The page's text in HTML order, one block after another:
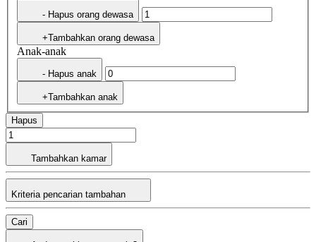
- Hapus orang dewasa
+Tambahkan orang dewasa
Anak-anak
- Hapus anak
+Tambahkan anak
Hapus
Tambahkan kamar
Kriteria pencarian tambahan
Cari